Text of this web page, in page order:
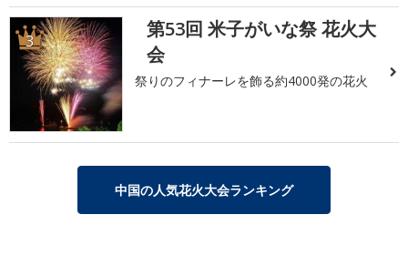
3
第53回 米子がいな祭 花火大
会
祭りのフィナーレを飾る約4000発の花火
中国の人気花火大会ランキング